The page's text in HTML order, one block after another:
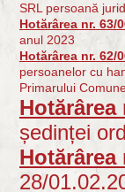
SRL persoană
Hotărârea nr. 63/
anul 2023
Hotărârea nr. 62/
persoanelor cu
Primarului
Hotărârea
ședinței
Hotărârea
28/